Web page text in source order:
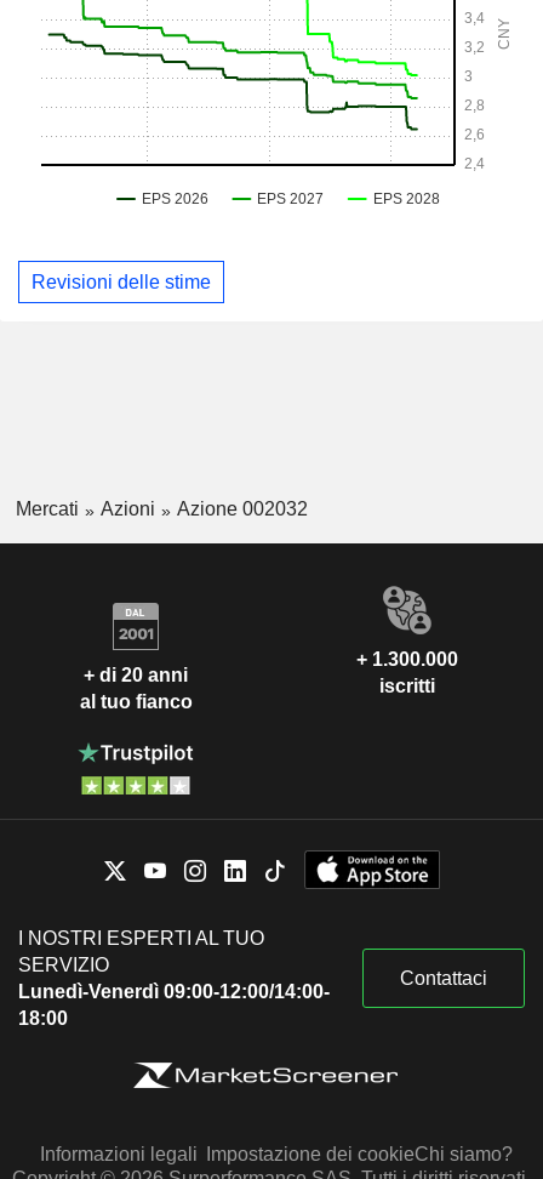
Revisioni delle stime
Mercati Azioni Azione 002032
+ di 20 anni
al tuo fianco
+ 1.300.000
iscritti
I NOSTRI ESPERTI AL TUO
SERVIZIO
Lunedì-Venerdì 09:00-12:00/14:00-
18:00
Contattaci
Informazioni legali Impostazione dei cookieChi siamo?